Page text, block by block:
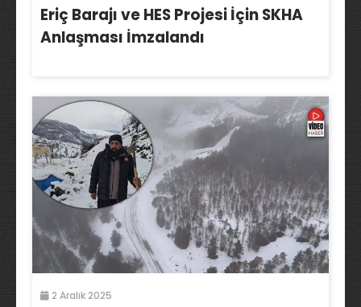
Eriç Barajı ve HES Projesi İçin SKHA
Anlaşması İmzalandı
2 Aralık 2025